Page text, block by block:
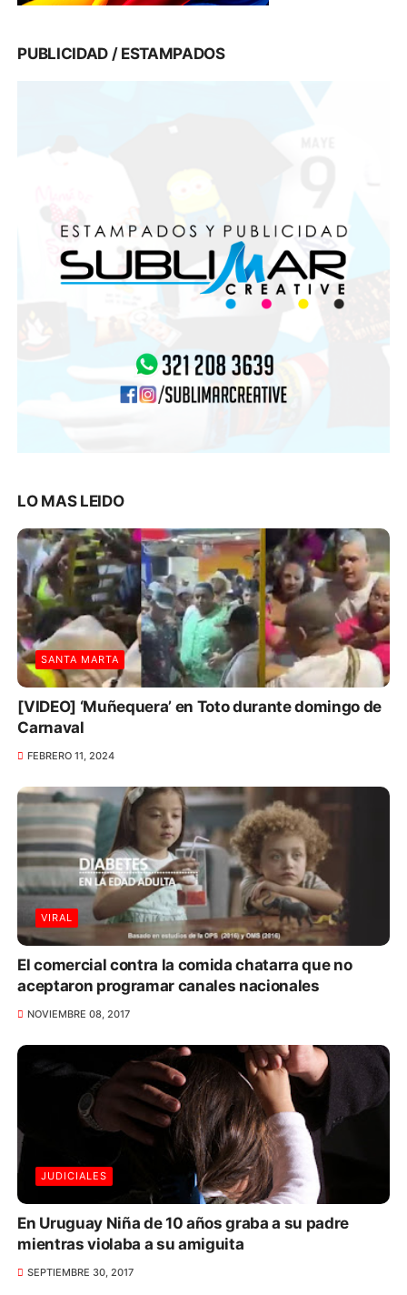
PUBLICIDAD / ESTAMPADOS
LO MAS LEIDO
SANTA MARTA
[VIDEO] ‘Muñequera’ en Toto durante domingo de
Carnaval
FEBRERO 11, 2024
VIRAL
El comercial contra la comida chatarra que no
aceptaron programar canales nacionales
NOVIEMBRE 08, 2017
JUDICIALES
En Uruguay Niña de 10 años graba a su padre
mientras violaba a su amiguita
SEPTIEMBRE 30, 2017